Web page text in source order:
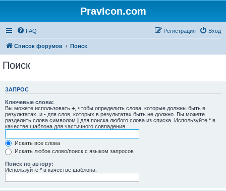
PravIcon.com
FAQ Вход
Регистрация
Список форумов Поиск
Поиск
ЗАПРОС
Ключевые слова:
Вы можете использовать + , чтобы определить слова, которые должны быть в
результатах, и - для слов, которых в результатах быть не должно. Вы можете
разделить слова символом | для поиска любого слова из списка. Используйте * в
качестве шаблона для частичного совпадения.
Искать все слова
Искать любое слово/поиск с языком запросов
Поиск по автору:
Используйте * в качестве шаблона.